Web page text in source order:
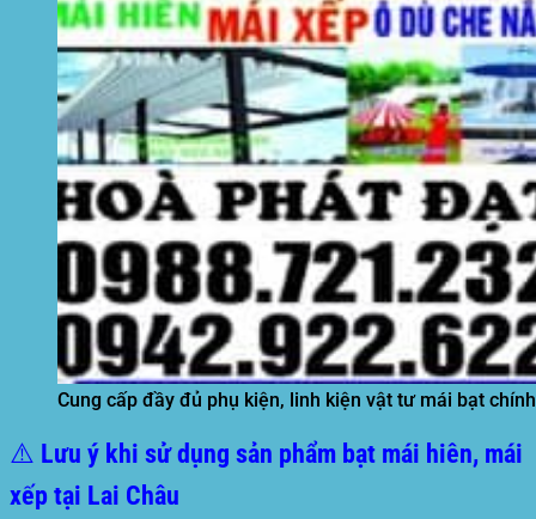
Cung cấp đầy đủ phụ kiện, linh kiện vật tư mái bạt
⚠️ Lưu ý khi sử dụng sản phẩm bạt mái hiên, mái
xếp tại Lai Châu